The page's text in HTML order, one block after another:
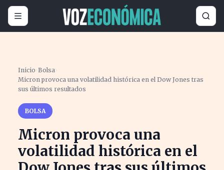
Inicio ›Bolsa›
Micron provoca una volatilidad histórica en el Dow Jones tras
sus últimos resultados
BOLSA
Micron provoca una
volatilidad histórica en el